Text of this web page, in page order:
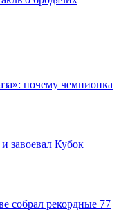
почему чемпионка
завоевал Кубок
собрал рекордные 77